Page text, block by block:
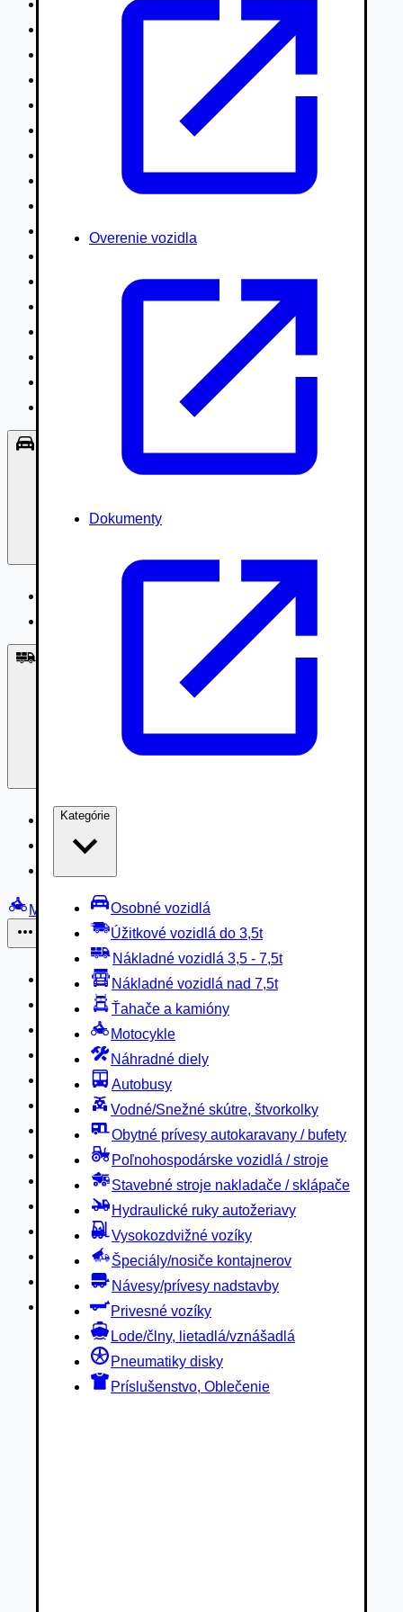
Overenie vozidla
Dokumenty
Kategórie
Osobné vozidlá
Úžitkové vozidlá do 3,5t
Nákladné vozidlá 3,5 - 7,5t
Nákladné vozidlá nad 7,5t
Ťahače a kamióny
Motocykle
Náhradné diely
Autobusy
Vodné/Snežné skútre, štvorkolky
Obytné prívesy autokaravany / bufety
Poľnohospodárske vozidlá / stroje
Stavebné stroje nakladače / sklápače
Hydraulické ruky autožeriavy
Vysokozdvižné vozíky
Špeciály/nosiče kontajnerov
Návesy/prívesy nadstavby
Privesné vozíky
Lode/člny, lietadlá/vznášadlá
Pneumatiky disky
Príslušenstvo, Oblečenie
Nákladné vozidlá nad 7,5t
Vodné/Snežné skútre, štvorkolky
Poľnohospodárske vozidlá / stroje
Hydraulické ruky autožeriavy
Špeciály/nosiče kontajnerov
Návesy/prívesy nadstavby
Lode/člny, lietadlá/vznášadlá
Príslušenstvo, Oblečenie
Nákladné vozidlá 3,5 - 7,5t
Nákladné vozidlá nad 7,5t
Motocykle
Náhradné diely
Autobusy
Vodné/Snežné skútre, štvorkolky
Obytné prívesy autokaravany / bufety
Poľnohospodárske vozidlá / stroje
Stavebné stroje nakladače / sklápače
Hydraulické ruky autožeriavy
Vysokozdvižné vozíky
Špeciály/nosiče kontajnerov
Návesy/prívesy nadstavby
Privesné vozíky
Lode/člny, lietadlá/vznášadlá
Pneumatiky disky
Príslušenstvo, Oblečenie